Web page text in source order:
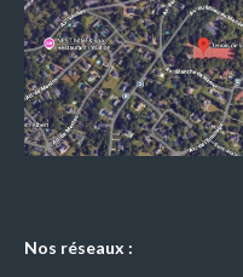
Nos réseaux :